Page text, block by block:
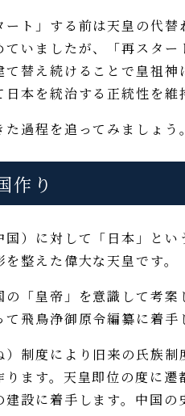
ト」する前は天皇の代
いましたが、「再スタ
替え続けることで皇祖
本を統治する正統性を維
過程を追ってみましょう。
作り
）に対して「日本」と
整えた偉大な天皇です。
「皇帝」を意識して考案
飛鳥浄御原令編纂に着手
制度により旧来の氏族
ます。天皇即位の度に
設に着手します。中国